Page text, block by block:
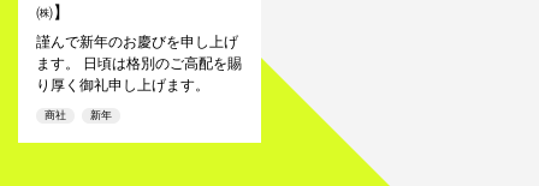
㈱】
謹んで新年のお慶びを申し上げ
ます。 日頃は格別のご高配を賜
り厚く御礼申し上げます。
商社 新年